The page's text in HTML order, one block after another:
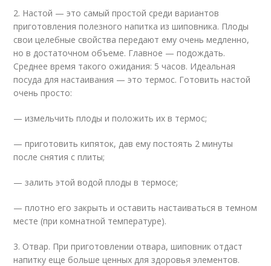
2. Настой — это самый простой среди вариантов
приготовления полезного напитка из шиповника. Плоды
свои целебные свойства передают ему очень медленно,
но в достаточном объеме. Главное — подождать.
Среднее время такого ожидания: 5 часов. Идеальная
посуда для настаивания — это термос. Готовить настой
очень просто:
— измельчить плоды и положить их в термос;
— приготовить кипяток, дав ему постоять 2 минуты
после снятия с плиты;
— залить этой водой плоды в термосе;
— плотно его закрыть и оставить настаиваться в темном
месте (при комнатной температуре).
3. Отвар. При приготовлении отвара, шиповник отдаст
напитку еще больше ценных для здоровья элементов.